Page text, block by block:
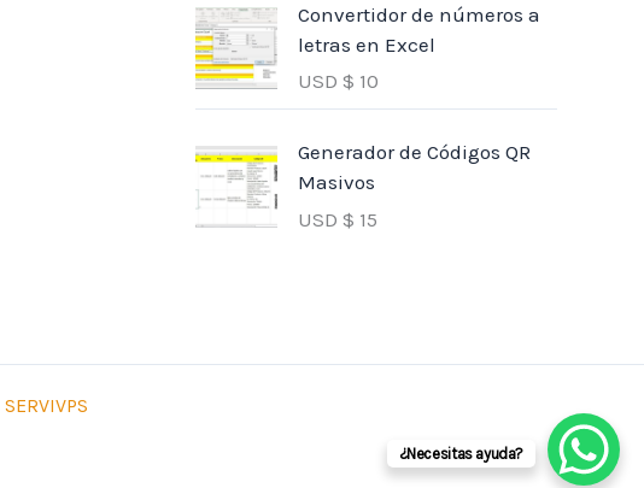
Convertidor de números a
letras en Excel
USD $ 10
Generador de Códigos QR
Masivos
USD $ 15
SERVIVPS
¿Necesitas ayuda?